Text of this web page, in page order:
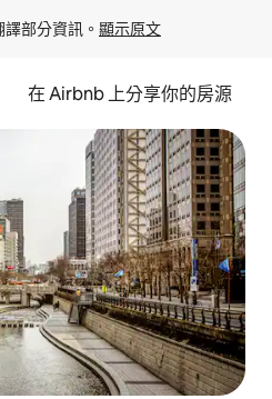
部分資訊。 顯示原文
在 Airbnb 上分享你的房源